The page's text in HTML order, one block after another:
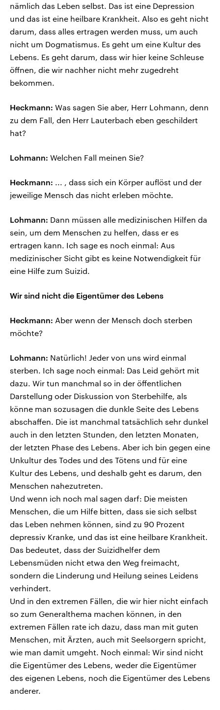
nämlich das Leben selbst. Das ist eine Depression
und das ist eine heilbare Krankheit. Also es geht nicht
darum, dass alles ertragen werden muss, um auch
nicht um Dogmatismus. Es geht um eine Kultur des
Lebens. Es geht darum, dass wir hier keine Schleuse
öffnen, die wir nachher nicht mehr zugedreht
bekommen.
Heckmann: Was sagen Sie aber, Herr Lohmann, denn
zu dem Fall, den Herr Lauterbach eben geschildert
hat?
Lohmann: Welchen Fall meinen Sie?
Heckmann: ... , dass sich ein Körper auflöst und der
jeweilige Mensch das nicht erleben möchte.
Lohmann: Dann müssen alle medizinischen Hilfen da
sein, um dem Menschen zu helfen, dass er es
ertragen kann. Ich sage es noch einmal: Aus
medizinischer Sicht gibt es keine Notwendigkeit für
eine Hilfe zum Suizid.
Wir sind nicht die Eigentümer des Lebens
Heckmann: Aber wenn der Mensch doch sterben
möchte?
Lohmann: Natürlich! Jeder von uns wird einmal
sterben. Ich sage noch einmal: Das Leid gehört mit
dazu. Wir tun manchmal so in der öffentlichen
Darstellung oder Diskussion von Sterbehilfe, als
könne man sozusagen die dunkle Seite des Lebens
abschaffen. Die ist manchmal tatsächlich sehr dunkel
auch in den letzten Stunden, den letzten Monaten,
der letzten Phase des Lebens. Aber ich bin gegen eine
Unkultur des Todes und des Tötens und für eine
Kultur des Lebens, und deshalb geht es darum, den
Menschen nahezutreten.
Und wenn ich noch mal sagen darf: Die meisten
Menschen, die um Hilfe bitten, dass sie sich selbst
das Leben nehmen können, sind zu 90 Prozent
depressiv Kranke, und das ist eine heilbare Krankheit.
Das bedeutet, dass der Suizidhelfer dem
Lebensmüden nicht etwa den Weg freimacht,
sondern die Linderung und Heilung seines Leidens
verhindert.
Und in den extremen Fällen, die wir hier nicht einfach
so zum Generalthema machen können, in den
extremen Fällen rate ich dazu, dass man mit guten
Menschen, mit Ärzten, auch mit Seelsorgern spricht,
wie man damit umgeht. Noch einmal: Wir sind nicht
die Eigentümer des Lebens, weder die Eigentümer
des eigenen Lebens, noch die Eigentümer des Lebens
anderer.